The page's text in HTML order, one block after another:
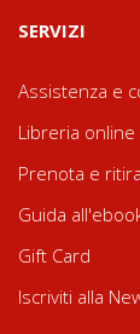
SERVIZI
Assistenza e
Libreria online
Prenota e ritira
Guida
Gift Card
Iscriviti alla